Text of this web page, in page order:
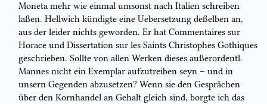
Moneta mehr wie einmal umsonst nach Italien schreiben
laßen. Hellwich kündigte eine Uebersetzung deßelben an,
aus der leider nichts geworden. Er hat Commentaires sur
Horace und Dissertation sur les Saints Christophes Gothiques
geschrieben. Sollte von allen Werken dieses außerordentl.
Mannes nicht ein Exemplar aufzutreiben seyn – und in
unsern Gegenden abzusetzen? Wenn sie den Gesprächen
über den Kornhandel an Gehalt gleich sind, borgte ich das